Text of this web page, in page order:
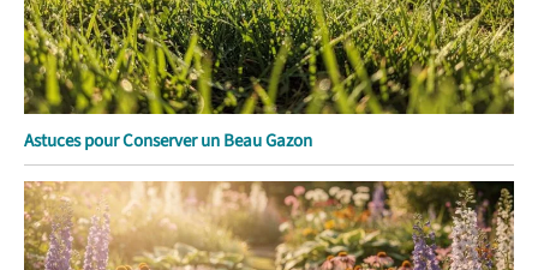
Astuces pour Conserver un Beau Gazon